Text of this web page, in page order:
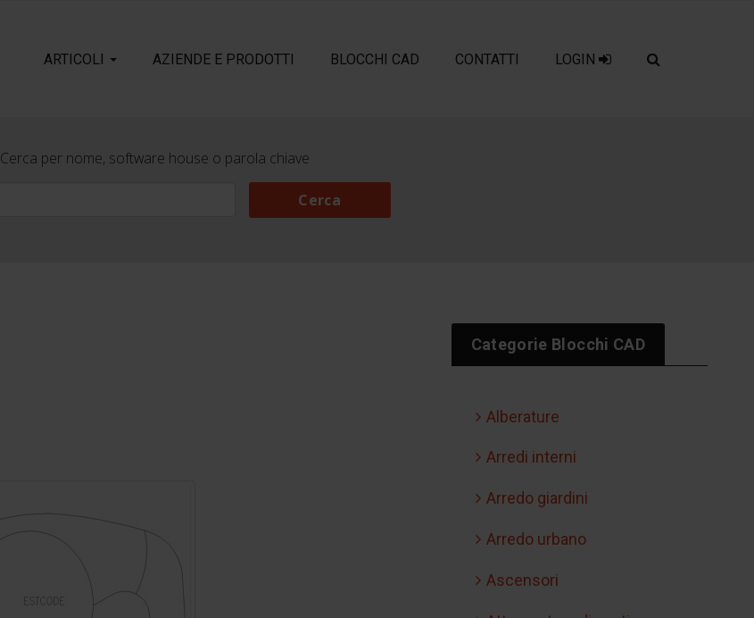
ARTICOLI AZIENDE E PRODOTTI BLOCCHI CAD CONTATTI LOGIN
Cerca per nome, software house o parola chiave
Cerca
Categorie Blocchi CAD
Alberature
Arredi interni
Arredo giardini
Arredo urbano
Ascensori